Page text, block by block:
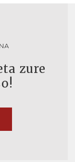
zure